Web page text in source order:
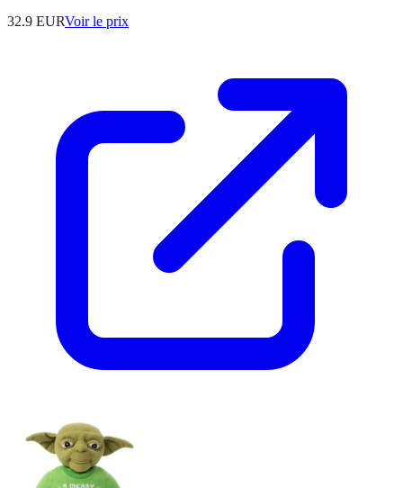
32.9 EURVoir le prix